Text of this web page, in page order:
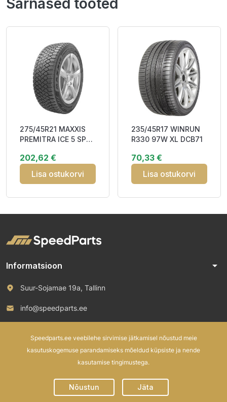
Sarnased tooted
275/45R21 MAXXIS
PREMITRA ICE 5 SP5
CDB71 3
202,62 €
Lisa ostukorvi
235/45R17 WINRUN
R330 97W XL DCB71
70,33 €
Lisa ostukorvi
Informatsioon arrow_drop_down
Suur-Sojamae 19a, Tallinn
info@speedparts.ee
Speedparts.ee veebilehe sirvimise jätkamisel nõustud meie
kasutuskogemuse parandamiseks mõeldud küpsiste ja nende
kasutamise tingimustega.
Nõustun Jäta